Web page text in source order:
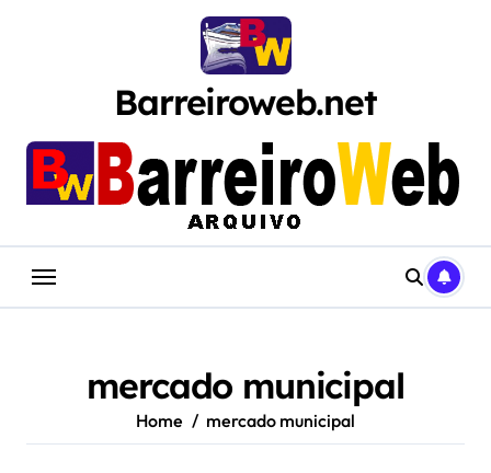
Barreiroweb.net
mercado municipal
Home mercado municipal